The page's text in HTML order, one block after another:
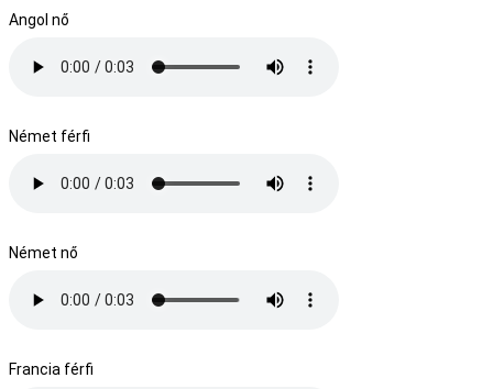
Angol nő
Német férfi
Német nő
Francia férfi